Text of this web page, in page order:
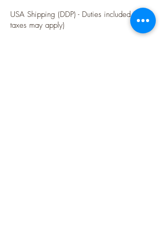
USA Shipping (DDP) - Duties included (Local
taxes may apply)